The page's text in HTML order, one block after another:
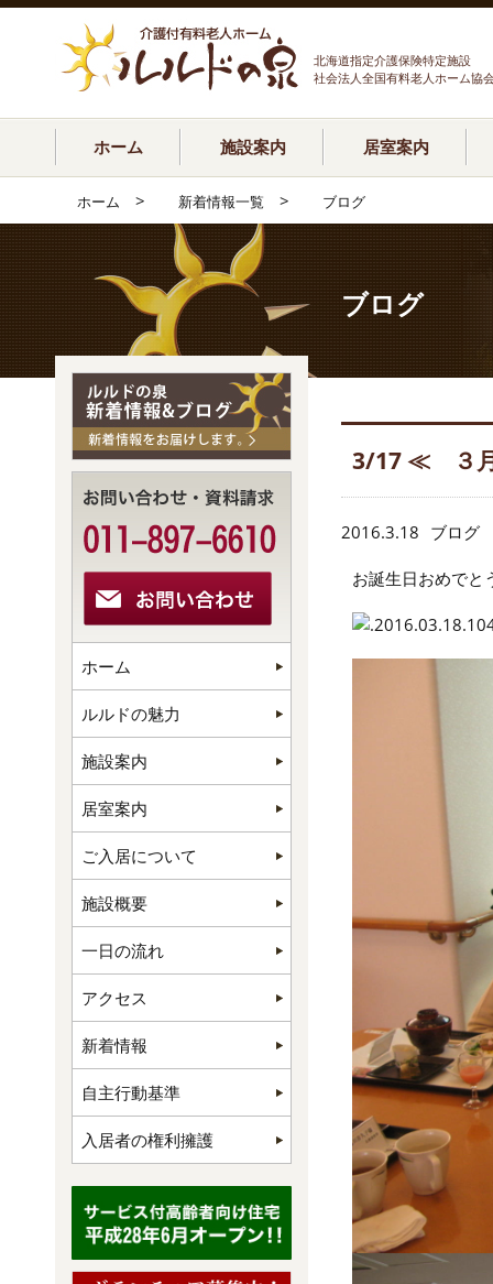
北海道指定介護保険特定施設
社会法人全国有料老人ホーム協
ホーム 施設案内 居室案内
ホーム > 新着情報一覧 > ブログ
ブログ
3/17 ≪ ３
2016.3.18 ブログ
お誕生日おめでと
ホーム
ルルドの魅力
施設案内
居室案内
ご入居について
施設概要
一日の流れ
アクセス
新着情報
自主行動基準
入居者の権利擁護